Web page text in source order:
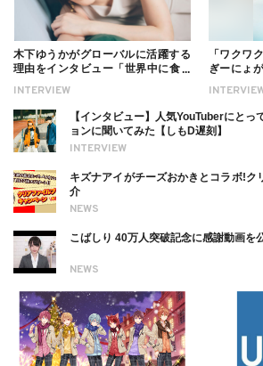
INTERVIEW
木下ゆうかがグローバルに活躍する
理由をインタビュー「世界中に食べ
ついても
「ワクワ
ぎーにょ
INTERVIEW
【インタビュー】人気YouTuberにと
ョンに聞いてみた【しもD遅刻】
NEWS
キズナアイがチーズおかきとコラボ!ク
介
NEWS
こばしり 40万人突破記念に感謝動画を